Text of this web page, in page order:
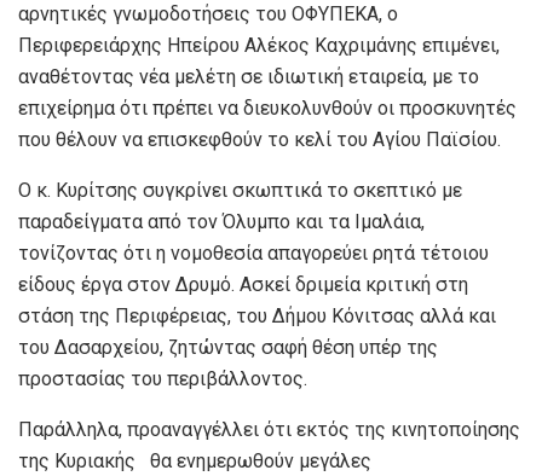
αρνητικές γνωμοδοτήσεις του ΟΦΥΠΕΚΑ, ο
Περιφερειάρχης Ηπείρου Αλέκος Καχριμάνης επιμένει,
αναθέτοντας νέα μελέτη σε ιδιωτική εταιρεία, με το
επιχείρημα ότι πρέπει να διευκολυνθούν οι προσκυνητές
που θέλουν να επισκεφθούν το κελί του Αγίου Παϊσίου.
Ο κ. Κυρίτσης συγκρίνει σκωπτικά το σκεπτικό με
παραδείγματα από τον Όλυμπο και τα Ιμαλάια,
τονίζοντας ότι η νομοθεσία απαγορεύει ρητά τέτοιου
είδους έργα στον Δρυμό. Ασκεί δριμεία κριτική στη
στάση της Περιφέρειας, του Δήμου Κόνιτσας αλλά και
του Δασαρχείου, ζητώντας σαφή θέση υπέρ της
προστασίας του περιβάλλοντος.
Παράλληλα, προαναγγέλλει ότι εκτός της κινητοποίησης
της Κυριακής θα ενημερωθούν μεγάλες